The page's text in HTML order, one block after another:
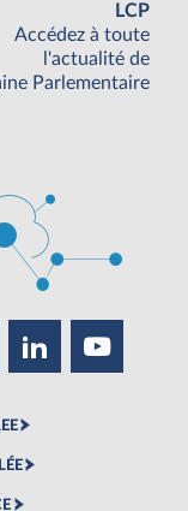
LCP
Accédez à toute
l'actualité de
Parlementaire